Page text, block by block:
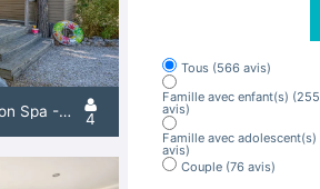
Tous (566 avis)
Famille avec enfant(s) (255
avis)
Famille avec adolescent(s)
avis)
Couple (76 avis)
Mobil Home Ciela Exception Spa - 2 Chambres - 1 Salle De Bain - Draps, Serviettes Et Plancha 4